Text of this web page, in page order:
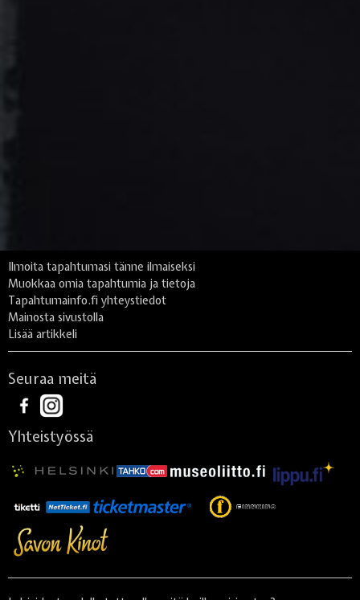
Ilmoita tapahtumasi tänne ilmaiseksi
Muokkaa omia tapahtumia ja tietoja
Tapahtumainfo.fi yhteystiedot
Mainosta sivustolla
Lisää artikkeli
Seuraa meitä
Yhteistyössä